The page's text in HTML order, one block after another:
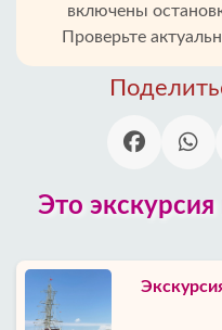
отзывы
включены
Проверьте
Это